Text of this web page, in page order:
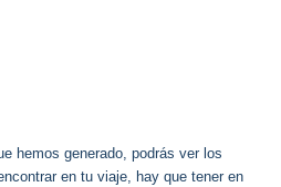
hemos generado, podrás ver los
en tu viaje, hay que tener en